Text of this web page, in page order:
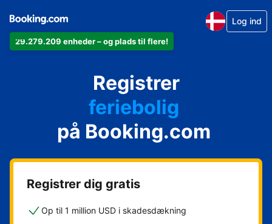
29.279.209 enheder – og plads til flere!
Log ind
Registrer
din lejlighed
dit hotel
feriebolig
dit pensionat
dit bed & breakfast
på Booking.com
Registrer dig gratis
Op til 1 million USD i skadesdækning